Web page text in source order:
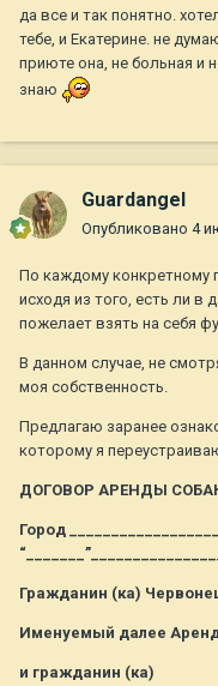
да все и так понятно.
тебе, и Екатерине. не
приюте она, не больная и
знаю
Guardangel
Опубликовано 4
По каждому конкретному
исходя из того, есть ли в
пожелает взять на себя
В данном случае, не
моя собственность.
Предлагаю заранее
которому я
ДОГОВОР АРЕНДЫ
Город
Гражданин (ка)
Именуемый далее
и гражданин (ка)